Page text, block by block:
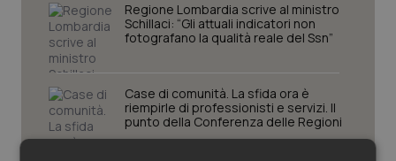
Sardegna
Sicilia
Toscana
Malattia di Crohn & Rettocolite Ulcerosa
Neuroscienze & patologie neurodegenerative
Obesità
Regione Lombardia scrive al ministro
Schillaci: “Gli attuali indicatori non
fotografano la qualità reale del Ssn”
Case di comunità. La sfida ora è
riempirle di professionisti e servizi. Il
punto della Conferenza delle Regioni